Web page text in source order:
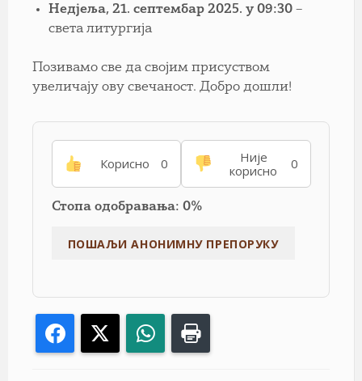
Недјеља, 21. септембар 2025. у 09:30 –
света литургија
Позивамо све да својим присуством
увеличају ову свечаност. Добро дошли!
Корисно 0
Није
корисно
0
Стопа одобравања: 0%
Facebook WhatsApp